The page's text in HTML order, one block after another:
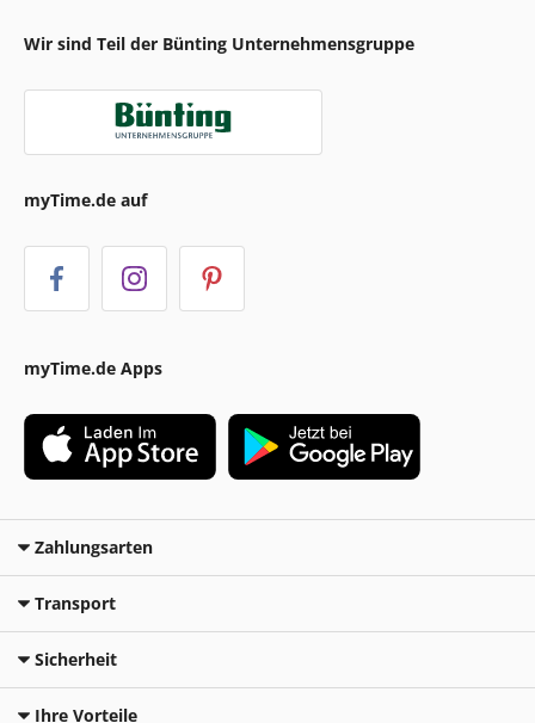
Wir sind Teil der Bünting Unternehmensgruppe
myTime.de auf
myTime.de Apps
Zahlungsarten
Transport
Sicherheit
Ihre Vorteile